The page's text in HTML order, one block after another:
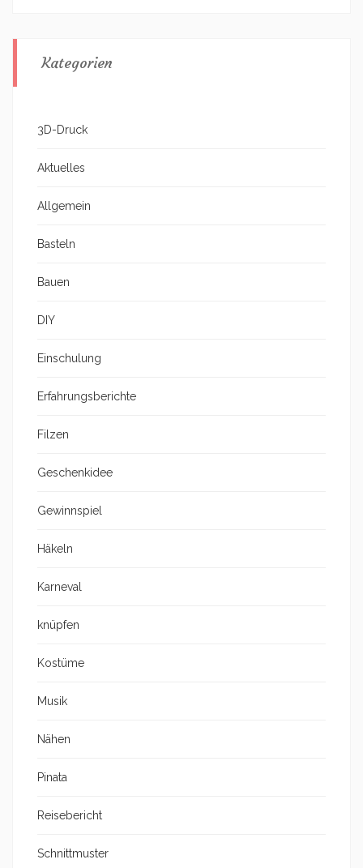
Kategorien
3D-Druck
Aktuelles
Allgemein
Basteln
Bauen
DIY
Einschulung
Erfahrungsberichte
Filzen
Geschenkidee
Gewinnspiel
Häkeln
Karneval
knüpfen
Kostüme
Musik
Nähen
Pinata
Reisebericht
Schnittmuster